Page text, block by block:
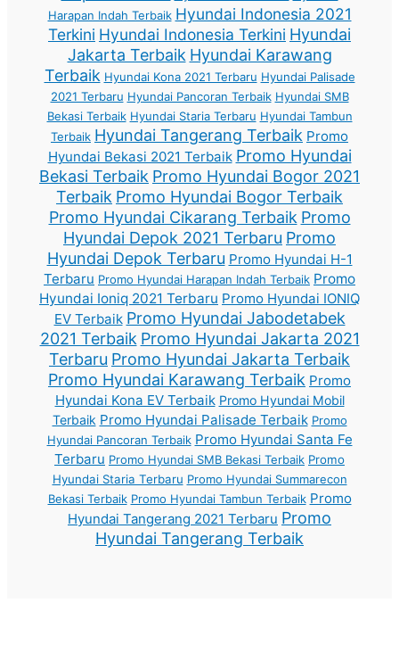
Harapan Indah Terbaik Hyundai Indonesia 2021
Terkini Hyundai Indonesia Terkini Hyundai
Jakarta Terbaik Hyundai Karawang
Terbaik Hyundai Kona 2021 Terbaru Hyundai Palisade
2021 Terbaru Hyundai Pancoran Terbaik Hyundai SMB
Bekasi Terbaik Hyundai Staria Terbaru Hyundai Tambun
Terbaik Hyundai Tangerang Terbaik Promo
Hyundai Bekasi 2021 Terbaik Promo Hyundai
Bekasi Terbaik Promo Hyundai Bogor 2021
Terbaik Promo Hyundai Bogor Terbaik
Promo Hyundai Cikarang Terbaik Promo
Hyundai Depok 2021 Terbaru Promo
Hyundai Depok Terbaru Promo Hyundai H-1
Terbaru Promo Hyundai Harapan Indah Terbaik Promo
Hyundai Ioniq 2021 Terbaru Promo Hyundai IONIQ
EV Terbaik Promo Hyundai Jabodetabek
2021 Terbaik Promo Hyundai Jakarta 2021
Terbaru Promo Hyundai Jakarta Terbaik
Promo Hyundai Karawang Terbaik Promo
Hyundai Kona EV Terbaik Promo Hyundai Mobil
Terbaik Promo Hyundai Palisade Terbaik Promo
Hyundai Pancoran Terbaik Promo Hyundai Santa Fe
Terbaru Promo Hyundai SMB Bekasi Terbaik Promo
Hyundai Staria Terbaru Promo Hyundai Summarecon
Bekasi Terbaik Promo Hyundai Tambun Terbaik Promo
Hyundai Tangerang 2021 Terbaru Promo
Hyundai Tangerang Terbaik